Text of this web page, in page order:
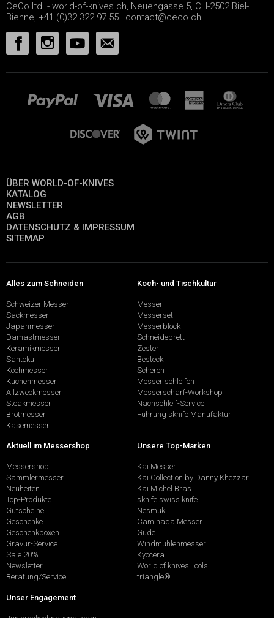
CeCo ltd. - world-of-knives.ch, Neuengasse 5, CH-2502 Biel-
Bienne, +41 (0)32 322 97 55 | contact@ceco.ch
ÜBER WORLD-OF-KNIVES
KATALOG
NEWSLETTER
AGB
DATENSCHUTZ & IMPRESSUM
SITEMAP
Alles zum Schneiden
Schweizer Messer
Sackmesser
Japanmesser
Damastmesser
Keramikmesser
Santoku
Kochmesser
Küchenmesser
Allzweckmesser
Steakmesser
Brotmesser
Käsemesser
Koch- und Tischkultur
Messer
Messerset
Messerblock
Schneidebrett
Zester
Besteck
Scheren
Messer schleifen
Messerschärf-Workshop
Nachschleif-Service
Führung sknife Manufaktur
Aktuell im Messershop
Messershop
Sammlermesser
Neuheiten
Top-Produkte
Gutscheine
Geschenke
Geschenkboxen
Gravur-Service
Sale 20%
Newsletter
Beratung/Service
Unsere Top-Marken
Kai Messer
Kai Collection by Danny Khezzar
Kai Michel Bras
sknife swiss knife
Nesmuk
Caminada Messer
Güde
Windmühlenmesser
Kyocera
World of knives Tools
triangle®
Unser Engagement